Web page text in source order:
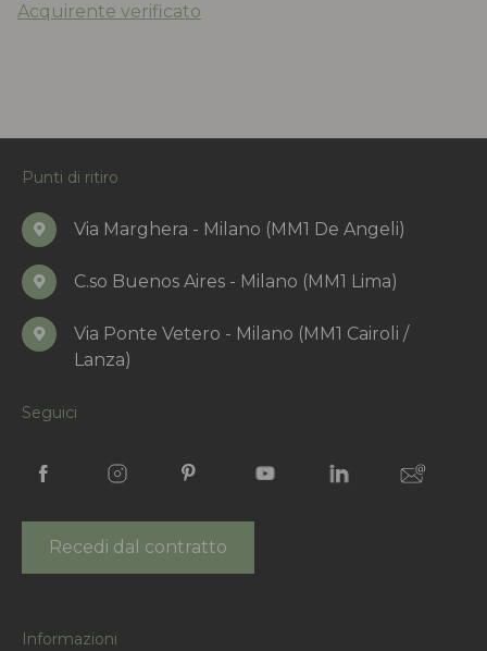
Acquirente verificato
Punti di ritiro
Via Marghera - Milano (MM1 De Angeli)
C.so Buenos Aires - Milano (MM1 Lima)
Via Ponte Vetero - Milano (MM1 Cairoli /
Lanza)
Seguici
Recedi dal contratto
Informazioni